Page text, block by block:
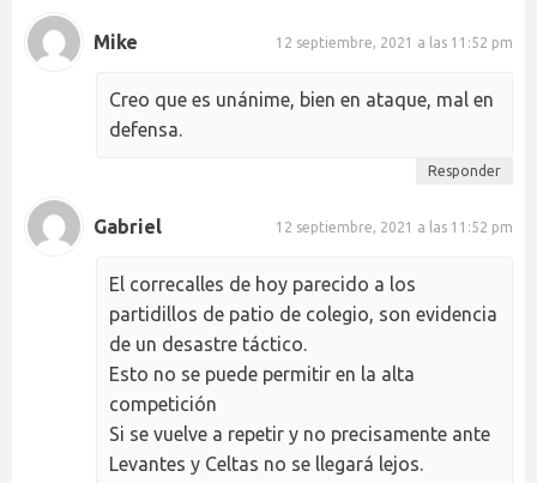
Mike 12 septiembre, 2021 a las 11:52 pm
Creo que es unánime, bien en ataque, mal en
defensa.
Responder
Gabriel 12 septiembre, 2021 a las 11:52 pm
El correcalles de hoy parecido a los
partidillos de patio de colegio, son evidencia
de un desastre táctico.
Esto no se puede permitir en la alta
competición
Si se vuelve a repetir y no precisamente ante
Levantes y Celtas no se llegará lejos.